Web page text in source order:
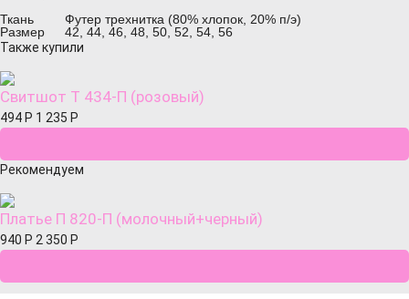
Ткань
Футер трехнитка (80% хлопок, 20% п/э)
Размер
42, 44, 46, 48, 50, 52, 54, 56
Также купили
Свитшот Т 434-П (розовый)
494 Р 1 235 Р
Рекомендуем
Платье П 820-П (молочный+черный)
940 Р 2 350 Р